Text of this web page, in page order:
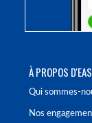
À PROPOS
Qui sommes-
Nos